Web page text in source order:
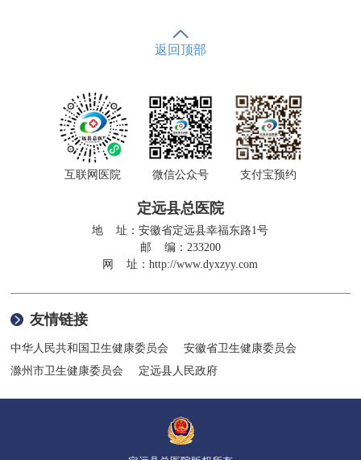
返回顶部
互联网医院 微信公众号 支付宝预约
定远县总医院
地 址：安徽省定远县幸福东路1号
邮 编：233200
网 址：http://www.dyxzyy.com
友情链接
中华人民共和国卫生健康委员会
安徽省卫生健康委员会
滁州市卫生健康委员会
定远县人民政府